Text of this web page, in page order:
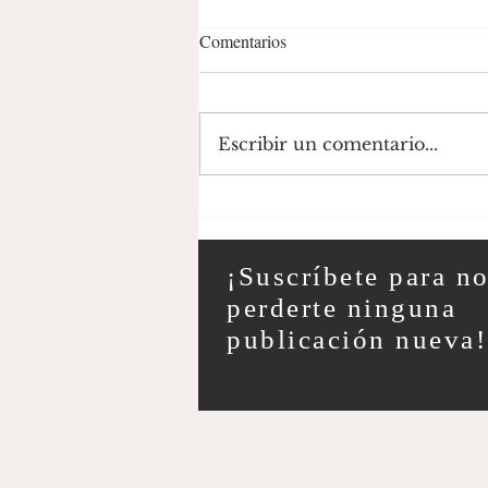
historia desde el siglo XV hasta
el siglo XXI
Comentarios
Escribir un comentario...
¡Suscríbete para no
perderte ninguna
publicación nueva!